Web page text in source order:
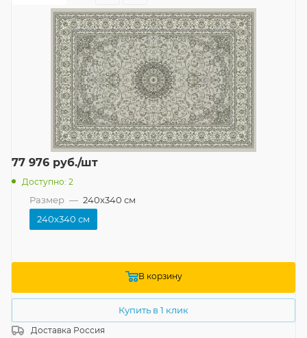
77 976 руб./шт
Доступно: 2
Размер — 240x340 см
240x340 см
В корзину
Купить в 1 клик
Доставка Россия